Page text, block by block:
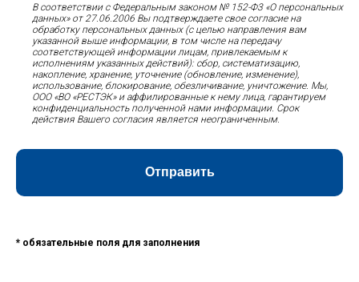
В соответствии с Федеральным законом № 152-Ф3 «О персональных
данных» от 27.06.2006 Вы подтверждаете свое согласие на
обработку персональных данных (с целью направления вам
указанной выше информации, в том числе на передачу
соответствующей информации лицам, привлекаемым к
исполнениям указанных действий): сбор, систематизацию,
накопление, хранение, уточнение (обновление, изменение),
использование, блокирование, обезличивание, уничтожение. Мы,
ООО «ВО «РЕСТЭК» и аффилированные к нему лица, гарантируем
конфиденциальность полученной нами информации. Срок
действия Вашего согласия является неограниченным.
Отправить
* обязательные поля для заполнения